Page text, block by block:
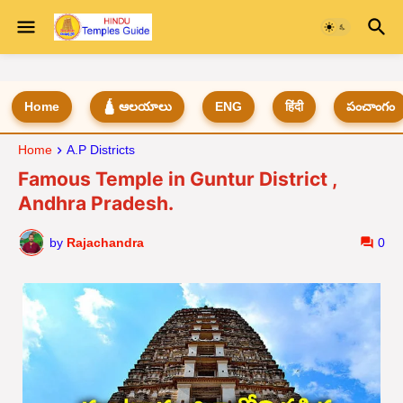
Home 🛕 ఆలయాలు ENG हिंदी పంచాంగం
Home A.P Districts
Famous Temple in Guntur District ,
Andhra Pradesh.
by Rajachandra 0